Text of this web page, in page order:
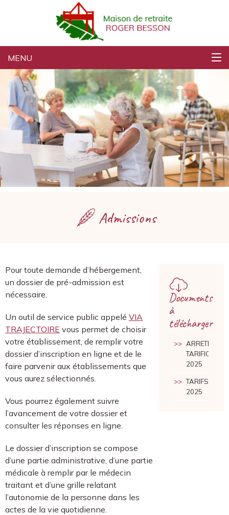
retraite
MENU
Admissions
Documents
à
télécharger
ARRETE DE
TARIFICATION
2025
TARIFS
2025
Pour toute demande d’hébergement,
un dossier de pré-admission est
nécessaire.
Un outil de service public appelé VIA
TRAJECTOIRE vous permet de choisir
votre établissement, de remplir votre
dossier d’inscription en ligne et de le
faire parvenir aux établissements que
vous aurez sélectionnés.
Vous pourrez également suivre
l’avancement de votre dossier et
consulter les réponses en ligne.
Le dossier d’inscription se compose
d’une partie administrative, d’une partie
médicale à remplir par le médecin
traitant et d’une grille relatant
l’autonomie de la personne dans les
actes de la vie quotidienne.